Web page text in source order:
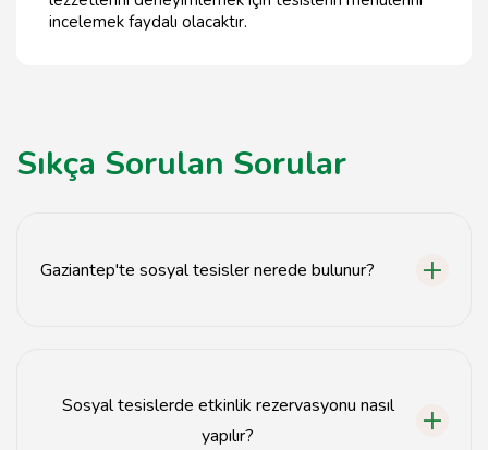
incelemek faydalı olacaktır.
Sıkça Sorulan Sorular
Gaziantep'te sosyal tesisler nerede bulunur?
Sosyal tesislerde etkinlik rezervasyonu nasıl
yapılır?